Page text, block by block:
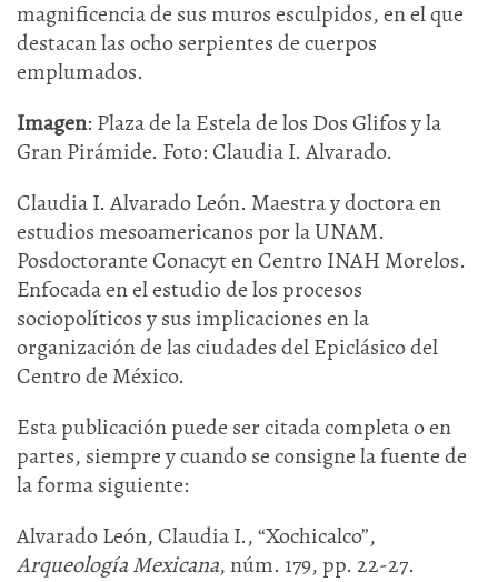
magnificencia de sus muros esculpidos, en el que
destacan las ocho serpientes de cuerpos
emplumados.
Imagen: Plaza de la Estela de los Dos Glifos y la
Gran Pirámide. Foto: Claudia I. Alvarado.
Claudia I. Alvarado León. Maestra y doctora en
estudios mesoamericanos por la UNAM.
Posdoctorante Conacyt en Centro INAH Morelos.
Enfocada en el estudio de los procesos
sociopolíticos y sus implicaciones en la
organización de las ciudades del Epiclásico del
Centro de México.
Esta publicación puede ser citada completa o en
partes, siempre y cuando se consigne la fuente de
la forma siguiente:
Alvarado León, Claudia I., “Xochicalco”,
Arqueología Mexicana, núm. 179, pp. 22-27.